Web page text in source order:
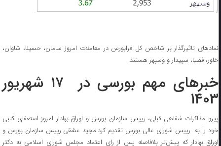
نمادهای تاثیرگذار بر شاخص کل فرابورس در معاملات امروز سامان، حسینا، شاوان،
خاور، فصبا، سپیدار و وسپهر هستند.
خبرهای مهم بورسی در ۱۷ شهریور
۱۴۰۳
پیرو مذاکرات شفاهی قبلی، رییس سازمان بورس و اوراق بهادار امروز استعفای کتبی
خود را به رییس شورای عالی بورس تقدیم کرد.مجید عشقی رییس سازمان بورس و
اوراق بهادار که پیش‌تر بلافاصله پس از رای اعتماد مجلس شورای اسلامی به دکتر